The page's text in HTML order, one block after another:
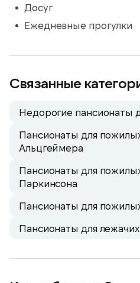
Досуг
Ежедневные прогулки
Связанные
Недорогие пансионаты
Пансионаты для
Альцгеймера
Пансионаты для
Паркинсона
Пансионаты для
Пансионаты для